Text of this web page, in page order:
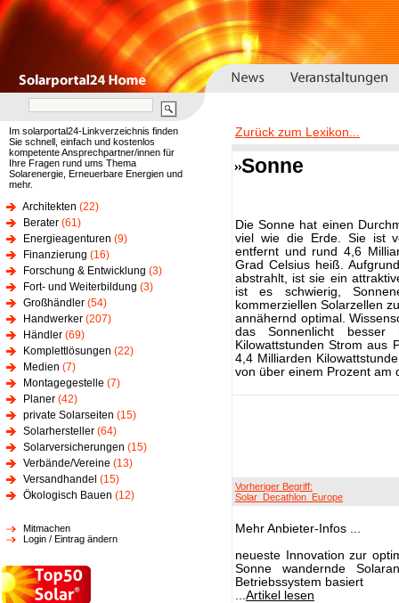
Im solarportal24-Linkverzeichnis finden
Sie schnell, einfach und kostenlos
kompetente Ansprechpartner/innen für
Ihre Fragen rund ums Thema
Solarenergie, Erneuerbare Energien und
mehr.
Architekten (22)
Berater (61)
Energieagenturen (9)
Finanzierung (16)
Forschung & Entwicklung (3)
Fort- und Weiterbildung (3)
Großhändler (54)
Handwerker (207)
Händler (69)
Komplettlösungen (22)
Medien (7)
Montagegestelle (7)
Planer (42)
private Solarseiten (15)
Solarhersteller (64)
Solarversicherungen (15)
Verbände/Vereine (13)
Versandhandel (15)
Ökologisch Bauen (12)
Mitmachen
Login / Eintrag ändern
Zurück zum Lexikon...
Sonne
Die Sonne hat einen
viel wie die Erde. Sie ist
entfernt und rund 4,6
Grad Celsius heiß.
abstrahlt, ist sie ein
ist es schwierig,
kommerziellen Solarzellen
annähernd optimal.
das Sonnenlicht
Kilowattstunden Strom aus
4,4 Milliarden
von über einem Prozent am
Vorheriger Begriff:
Solar_Decathlon_Europe
Mehr Anbieter-Infos ...
neueste Innovation zur
Sonne wandernde
Betriebssystem basiert
...Artikel lesen